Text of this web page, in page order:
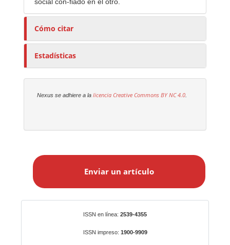
social con-fiado en el otro.
Cómo citar
Estadísticas
Nexus se adhiere a lalicencia Creative CommonsBY NC 4.0.
a
Enviar un artículo
ISSN en línea: 2539-4355
ISSN impreso: 1900-9909